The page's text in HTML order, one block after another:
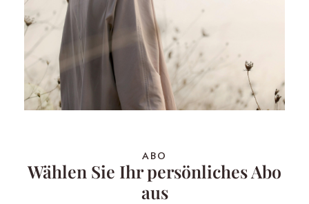
ABO
Wählen Sie Ihr persönliches Abo
aus